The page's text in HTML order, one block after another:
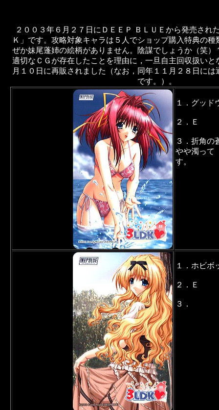
２００３年６月２７日にＤＥＥＰ ＢＬＵＥから発売され
Ｋ」です。攻略対象キャラは５人でショップ購入特典の
ぜか妹尾蓬姉の絵柄がありません。陰謀でしょうか（笑）
適切なＣＧが存在したことを理由に，一旦自主回収扱いと
月１０日に再販されました（なお，同年１１月２８日に
です。）。
１．グッド
２．Ｅ
３．折角の
やや濁って
す。
１．ホビボ
２．Ｅ
３．